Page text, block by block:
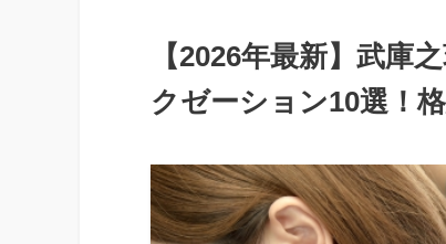
【2026年最新】武庫
クゼーション10選！